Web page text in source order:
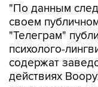
"Телеграм"
психолого-
содержат
действиях
мирного
сообщении СКР в